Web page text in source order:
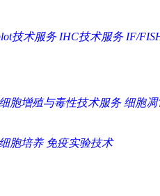
技术服务 IHC技术服务 IF/
细胞增殖与毒性技术服务 细胞
细胞培养 免疫实验技术